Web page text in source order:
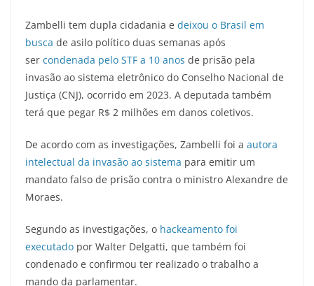
Zambelli tem dupla cidadania e deixou o Brasil em
busca de asilo político duas semanas após
ser condenada pelo STF a 10 anos de prisão pela
invasão ao sistema eletrônico do Conselho Nacional de
Justiça (CNJ), ocorrido em 2023. A deputada também
terá que pegar R$ 2 milhões em danos coletivos.
De acordo com as investigações, Zambelli foi a autora
intelectual da invasão ao sistema para emitir um
mandato falso de prisão contra o ministro Alexandre de
Moraes.
Segundo as investigações, o hackeamento foi
executado por Walter Delgatti, que também foi
condenado e confirmou ter realizado o trabalho a
mando da parlamentar.